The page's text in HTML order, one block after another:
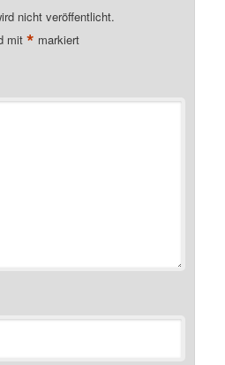
nicht veröffentlicht.
mit* markiert